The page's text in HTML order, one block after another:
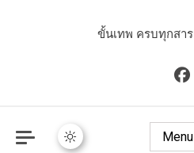
ขั้นเทพ ครบทุกสา
Menu